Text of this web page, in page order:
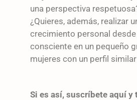
una perspectiva
¿Quieres, además, realizar
crecimiento personal
consciente en un pequeño
mujeres con un perfil
Si es así, suscríbete aquí y